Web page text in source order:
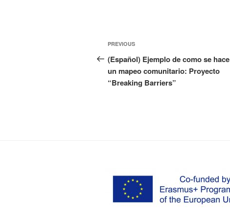
Post
navigation
Previous
Post
PREVIOUS
(Español) Ejemplo de como se hace
un mapeo comunitario: Proyecto
“Breaking Barriers”